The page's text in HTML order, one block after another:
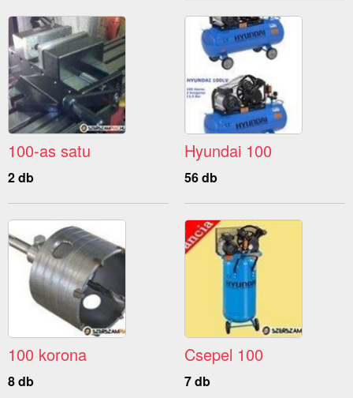
100-as satu
2 db
Hyundai 100
56 db
100 korona
8 db
Csepel 100
7 db